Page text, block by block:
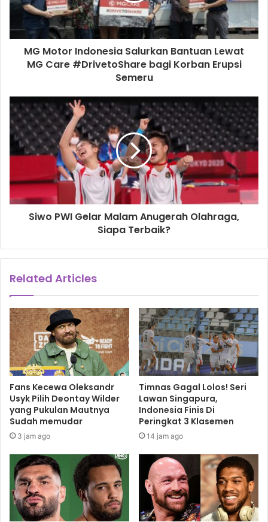
MG Motor Indonesia Salurkan Bantuan Lewat
MG Care #DrivetoShare bagi Korban Erupsi
Semeru
Siwo PWI Gelar Malam Anugerah Olahraga,
Siapa Terbaik?
Related Articles
Fans Kecewa Oleksandr
Usyk Pilih Deontay Wilder
yang Pukulan Mautnya
Sudah memudar
3 jam ago
Timnas Gagal Lolos! Seri
Lawan Singapura,
Indonesia Finis Di
Peringkat 3 Klasemen
14 jam ago